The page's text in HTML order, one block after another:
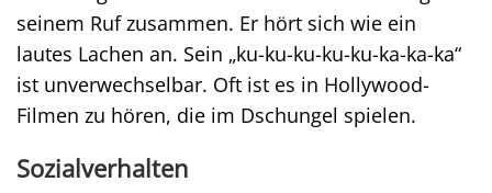
seinem Ruf zusammen. Er hört sich wie ein
lautes Lachen an. Sein „ku-ku-ku-ku-ku-ka-ka-ka“
ist unverwechselbar. Oft ist es in Hollywood-
Filmen zu hören, die im Dschungel spielen.
Sozialverhalten